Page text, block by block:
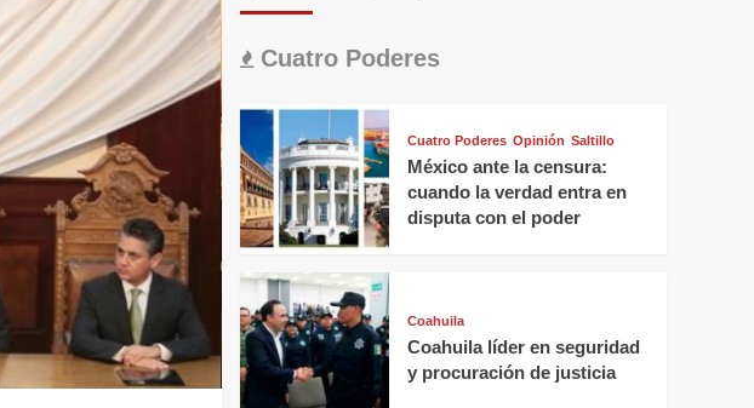
Cuatro Poderes
Cuatro Poderes Opinión Saltillo
México ante la censura:
cuando la verdad entra en
disputa con el poder
Coahuila
Coahuila líder en seguridad
y procuración de justicia